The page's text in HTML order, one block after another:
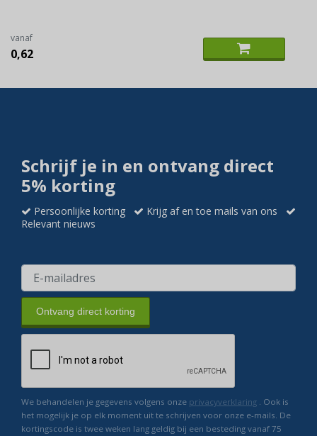
vanaf
0,62
Schrijf je in en ontvang direct
5% korting
Persoonlijke korting
Krijg af en toe mails van ons
Relevant nieuws
Ontvang direct korting
We behandelen je gegevens volgens onze privacyverklaring . Ook is
het mogelijk je op elk moment uit te schrijven voor onze e-mails. De
kortingscode is twee weken lang geldig bij een besteding vanaf 75